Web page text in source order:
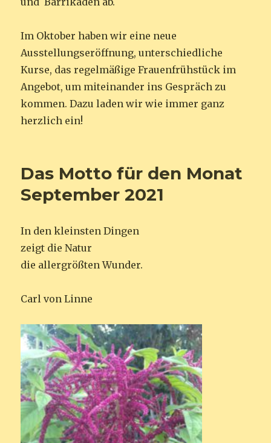
Im Oktober haben wir eine neue
Ausstellungseröffnung, unterschiedliche
Kurse, das regelmäßige Frauenfrühstück im
Angebot, um miteinander ins Gespräch zu
kommen. Dazu laden wir wie immer ganz
herzlich ein!
Das Motto für den Monat
September 2021
In den kleinsten Dingen
zeigt die Natur
die allergrößten Wunder.
Carl von Linne